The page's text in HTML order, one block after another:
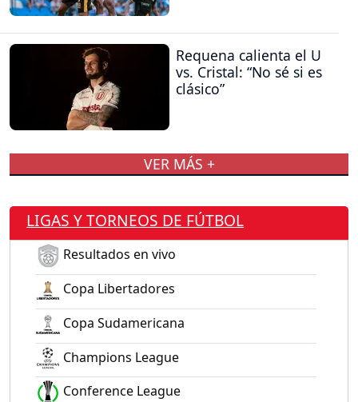
Requena calienta el U
vs. Cristal: “No sé si es
clásico”
VER MÁS +
LIGAS Y TORNEOS DE FÚTBOL
Resultados en vivo
Copa Libertadores
Copa Sudamericana
Champions League
Conference League